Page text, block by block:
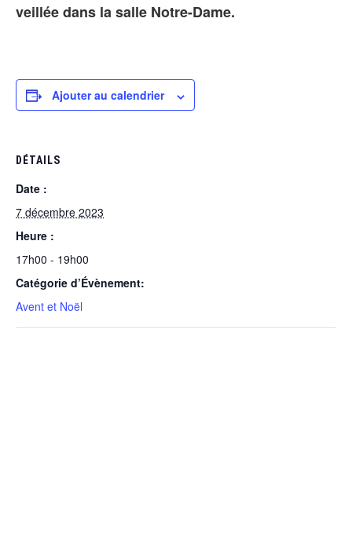
veilléedans la salle Notre-Dame.
Ajouter au calendrier
DÉTAILS
Date :
7 décembre 2023
Heure :
17h00 - 19h00
Catégorie d’Évènement:
Avent et Noël